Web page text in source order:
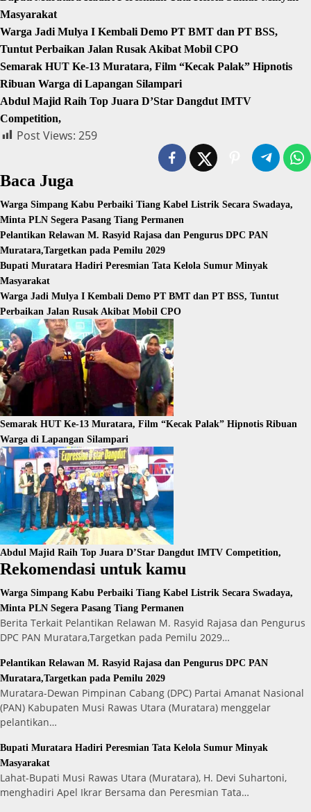
Masyarakat
Warga Jadi Mulya I Kembali Demo PT BMT dan PT BSS,
Tuntut Perbaikan Jalan Rusak Akibat Mobil CPO
Semarak HUT Ke-13 Muratara, Film “Kecak Palak” Hipnotis
Ribuan Warga di Lapangan Silampari
Abdul Majid Raih Top Juara D’Star Dangdut IMTV
Competition,
Post Views: 259
Baca Juga
Warga Simpang Kabu Perbaiki Tiang Kabel Listrik Secara Swadaya,
Minta PLN Segera Pasang Tiang Permanen
Pelantikan Relawan M. Rasyid Rajasa dan Pengurus DPC PAN
Muratara,Targetkan pada Pemilu 2029
Bupati Muratara Hadiri Peresmian Tata Kelola Sumur Minyak
Masyarakat
Warga Jadi Mulya I Kembali Demo PT BMT dan PT BSS, Tuntut
Perbaikan Jalan Rusak Akibat Mobil CPO
Semarak HUT Ke-13 Muratara, Film “Kecak Palak” Hipnotis Ribuan
Warga di Lapangan Silampari
Abdul Majid Raih Top Juara D’Star Dangdut IMTV Competition,
Rekomendasi untuk kamu
Warga Simpang Kabu Perbaiki Tiang Kabel Listrik Secara Swadaya,
Minta PLN Segera Pasang Tiang Permanen
Berita Terkait Pelantikan Relawan M. Rasyid Rajasa dan Pengurus
DPC PAN Muratara,Targetkan pada Pemilu 2029…
Pelantikan Relawan M. Rasyid Rajasa dan Pengurus DPC PAN
Muratara,Targetkan pada Pemilu 2029
Muratara-Dewan Pimpinan Cabang (DPC) Partai Amanat Nasional
(PAN) Kabupaten Musi Rawas Utara (Muratara) menggelar
pelantikan…
Bupati Muratara Hadiri Peresmian Tata Kelola Sumur Minyak
Masyarakat
Lahat-Bupati Musi Rawas Utara (Muratara), H. Devi Suhartoni,
menghadiri Apel Ikrar Bersama dan Peresmian Tata…